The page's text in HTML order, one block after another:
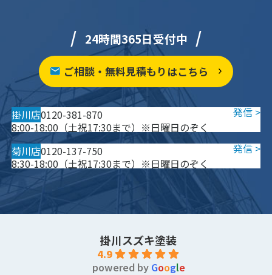
24時間365日受付中
ご相談・無料見積もりはこちら
掛川店0120-381-870
8:00-18:00（土祝17:30まで）※日曜日のぞく
菊川店0120-137-750
8:30-18:00（土祝17:30まで）※日曜日のぞく
掛川スズキ塗装
4.9
powered by Google